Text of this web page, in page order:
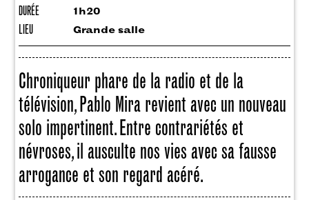
DURÉE 1h20
LIEU Grande salle
Chroniqueur phare de la radio et de la
télévision, Pablo Mira revient avec un nouveau
solo impertinent. Entre contrariétés et
névroses, il ausculte nos vies avec sa fausse
arrogance et son regard acéré.